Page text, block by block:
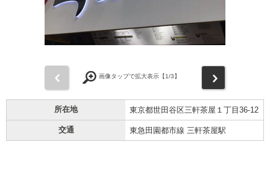
画像タップで拡大表示【1/3】
所在地 東京都世田谷区三軒茶屋１丁目36-12
交通 東急田園都市線 三軒茶屋駅